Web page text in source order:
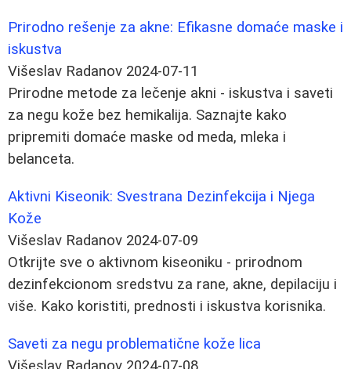
Prirodno rešenje za akne: Efikasne domaće maske i
iskustva
Višeslav Radanov 2024-07-11
Prirodne metode za lečenje akni - iskustva i saveti
za negu kože bez hemikalija. Saznajte kako
pripremiti domaće maske od meda, mleka i
belanceta.
Aktivni Kiseonik: Svestrana Dezinfekcija i Njega
Kože
Višeslav Radanov 2024-07-09
Otkrijte sve o aktivnom kiseoniku - prirodnom
dezinfekcionom sredstvu za rane, akne, depilaciju i
više. Kako koristiti, prednosti i iskustva korisnika.
Saveti za negu problematične kože lica